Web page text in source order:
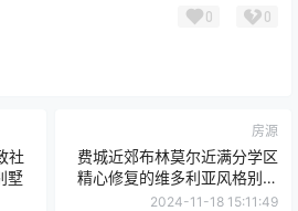
0 0
社
墅
房源
费城近郊布林莫尔近满分学区
精心修复的维多利亚风格别墅
110 Pennswood Rd, Bryn
2024-11-18 15:11:49